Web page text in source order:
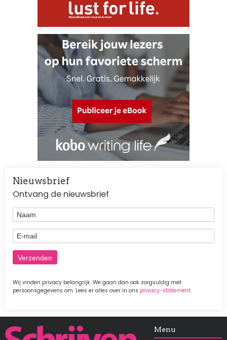
Nieuwsbrief
Ontvang de nieuwsbrief
Naam
E-mail
Wij vinden privacy belangrijk. We gaan dan ook zorgvuldig met
persoonsgegevens om. Lees er alles over in ons privacy-statement.
Afbeelding Menu